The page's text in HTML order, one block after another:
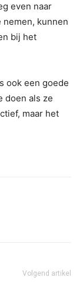
even naar
nemen, kunnen
bij het
ook een goede
doen als ze
maar het
Volgend artikel